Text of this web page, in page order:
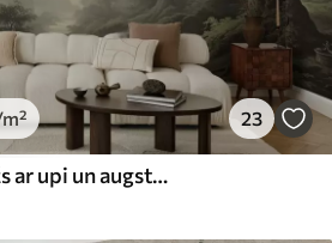
23
Miglas apklāts mežs ar upi un augstiem seniem kokiem